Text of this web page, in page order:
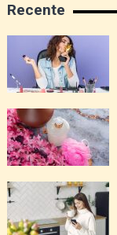
Recente